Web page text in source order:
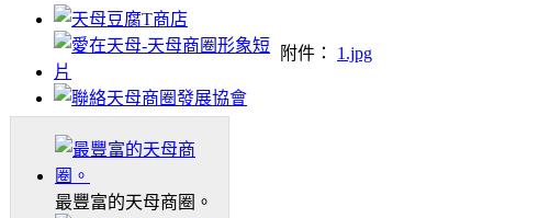
最豐富的天母商圈。
附件： 1.jpg